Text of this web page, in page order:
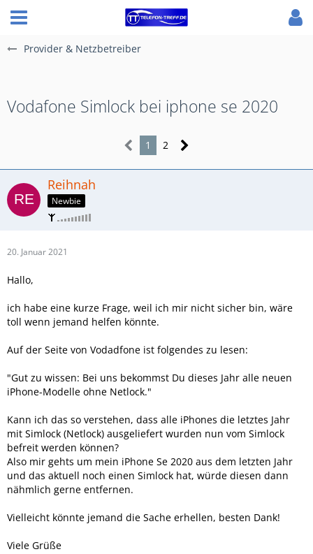
Provider & Netzbetreiber
Vodafone Simlock bei iphone se 2020
1 2
Reihnah
Newbie
20. Januar 2021
Hallo,
ich habe eine kurze Frage, weil ich mir nicht sicher bin, wäre
toll wenn jemand helfen könnte.
Auf der Seite von Vodadfone ist folgendes zu lesen:
"Gut zu wissen: Bei uns bekommst Du dieses Jahr alle neuen
iPhone-Modelle ohne Netlock."
Kann ich das so verstehen, dass alle iPhones die letztes Jahr
mit Simlock (Netlock) ausgeliefert wurden nun vom Simlock
befreit werden können?
Also mir gehts um mein iPhone Se 2020 aus dem letzten Jahr
und das aktuell noch einen Simlock hat, würde diesen dann
nähmlich gerne entfernen.
Vielleicht könnte jemand die Sache erhellen, besten Dank!
Viele Grüße